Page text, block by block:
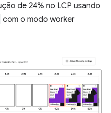
de 24% no LCP usando
com o modo worker